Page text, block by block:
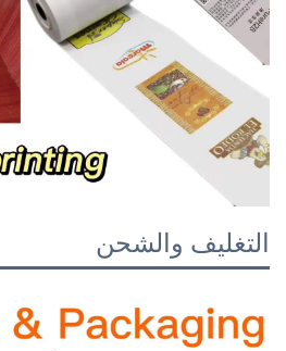
التغليف والشحن